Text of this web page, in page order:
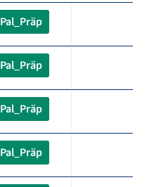
Pal_Präp
Pal_Präp
Pal_Präp
Pal_Präp